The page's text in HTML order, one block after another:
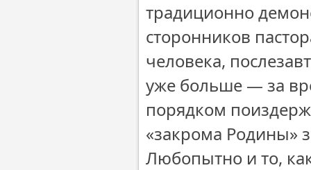
традиционно
сторонников
человека,
уже больше — за
порядком
«закрома Родины»
Любопытно и то,